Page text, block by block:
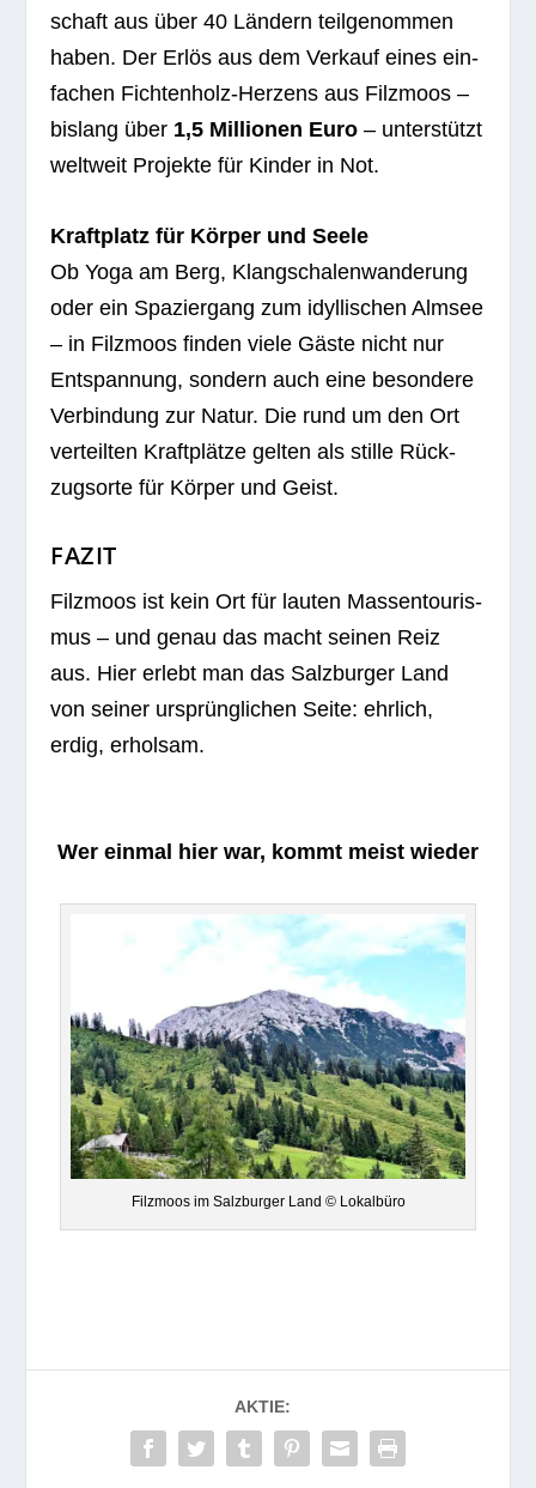
schaft aus über 40 Län­dern teil­ge­nom­men
haben. Der Erlös aus dem Ver­kauf eines ein­
fa­chen Fich­ten­holz-Her­zens aus Filz­moos –
bis­lang über 1,5 Mil­lio­nen Euro – unter­stützt
welt­weit Pro­jekte für Kin­der in Not.
Kraft­platz für Kör­per und Seele
Ob Yoga am Berg, Klang­scha­len­wan­de­rung
oder ein Spa­zier­gang zum idyl­li­schen Alm­see
– in Filz­moos fin­den viele Gäste nicht nur
Ent­span­nung, son­dern auch eine beson­dere
Ver­bin­dung zur Natur. Die rund um den Ort
ver­teil­ten Kraft­plätze gel­ten als stille Rück­
zugs­orte für Kör­per und Geist.
FAZIT
Filz­moos ist kein Ort für lau­ten Mas­sen­tou­ris­
mus – und genau das macht sei­nen Reiz
aus. Hier erlebt man das Salz­bur­ger Land
von sei­ner ursprüng­li­chen Seite: ehr­lich,
erdig, erholsam.
Wer ein­mal hier war, kommt meist wieder
Filz­moos im Salz­bur­ger Land © Lokalbüro
AKTIE: